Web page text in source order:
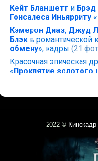
Кейт Бланшетт и Брэд
Гонсалеса Иньярриту «
Кэмерон Диаз, Джуд
Блэк в романтической
обмену», кадры (21
Красочная эпическая
«Проклятие золотого
2022 © Кинокадр